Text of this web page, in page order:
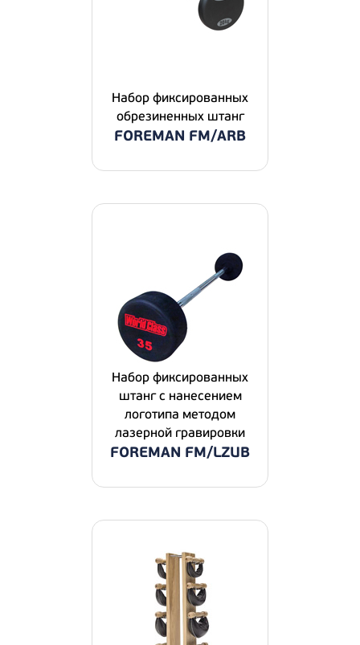
Набор фиксированных
обрезиненных штанг
FOREMAN FM/ARB
Набор фиксированных
штанг с нанесением
логотипа методом
лазерной гравировки
FOREMAN FM/LZUB